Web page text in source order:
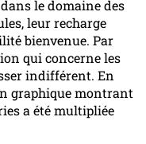
le domaine des
leur recharge
bienvenue. Par
qui concerne les
indifférent. En
graphique montrant
a été multipliée